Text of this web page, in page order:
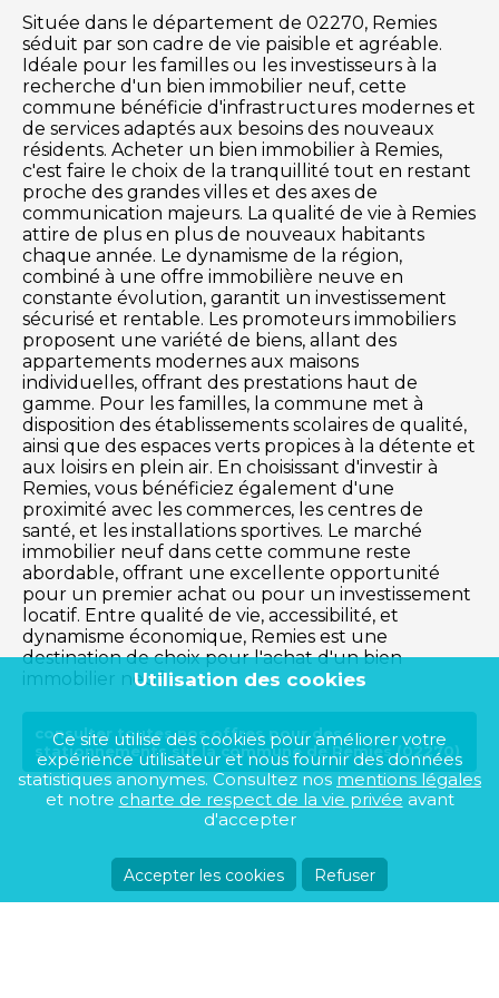
Située dans le département de 02270, Remies
séduit par son cadre de vie paisible et agréable.
Idéale pour les familles ou les investisseurs à la
recherche d'un bien immobilier neuf, cette
commune bénéficie d'infrastructures modernes et
de services adaptés aux besoins des nouveaux
résidents. Acheter un bien immobilier à Remies,
c'est faire le choix de la tranquillité tout en restant
proche des grandes villes et des axes de
communication majeurs. La qualité de vie à Remies
attire de plus en plus de nouveaux habitants
chaque année. Le dynamisme de la région,
combiné à une offre immobilière neuve en
constante évolution, garantit un investissement
sécurisé et rentable. Les promoteurs immobiliers
proposent une variété de biens, allant des
appartements modernes aux maisons
individuelles, offrant des prestations haut de
gamme. Pour les familles, la commune met à
disposition des établissements scolaires de qualité,
ainsi que des espaces verts propices à la détente et
aux loisirs en plein air. En choisissant d'investir à
Remies, vous bénéficiez également d'une
proximité avec les commerces, les centres de
santé, et les installations sportives. Le marché
immobilier neuf dans cette commune reste
abordable, offrant une excellente opportunité
pour un premier achat ou pour un investissement
locatif. Entre qualité de vie, accessibilité, et
dynamisme économique, Remies est une
destination de choix pour l'achat d'un bien
immobilier neuf.
consulter toutes nos offres pour des
stationnements sur la commune de Remies (02270)
Utilisation des cookies
Ce site utilise des cookies pour améliorer votre
expérience utilisateur et nous fournir des données
statistiques anonymes. Consultez nosmentions légales
et notre charte de respect de la vie privée avant
d'accepter
Accepter les cookies Refuser